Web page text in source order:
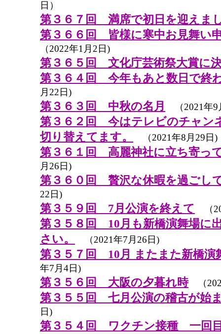
日）
第３６７回 満席で初日を迎えま
第３６６回 皆様に寒中お見舞い
（2022年1月2日)
第３６５回 文化庁芸術祭大賞に
第３６４回 今年もあと数日で終
月22日)
第３６３回 中秋の名月 （2021年9
第３６２回 今はテレビのチャン
切り替えてます。
（2021年8月29日)
第３６１回 高麗神社に立ち寄っ
月26日)
第３６０回 贅沢な休暇を過ごし
22日)
第３５９回 7月公演を終えて （
第３５８回 10月も新橋演舞場に
さい。
（2021年7月26日)
第３５７回 10月 またまた新橋演
年7月4日)
第３５６回 大阪の夕暮れ時（
第３５５回 七月公演の稽古が始
日)
第３５４回 ワクチン接種 一回